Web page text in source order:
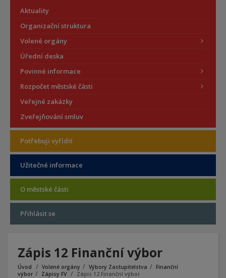
Aktuality
Organizační struktura
Volené orgány
Úřední deska
Povinné informace
Rozpočet městské části
Veřejné zakázky
Zveřejňování smluv
Potřebuji vyřídit
Užitečné informace
O městské části
Přihlásit se
Zápis 12 Finanční výbor
Úvod Volené orgány Výbory Zastupitelstva
Finanční
výbor
Zápisy FV Zápis 12 Finanční výbor